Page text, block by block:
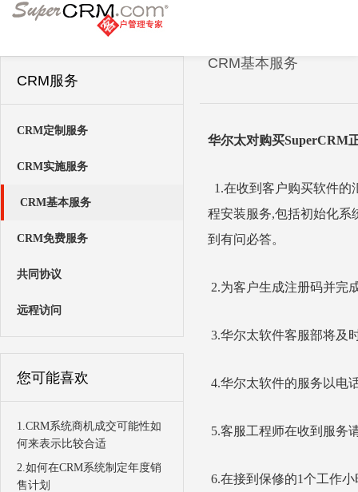
CRM服务
CRM定制服务
CRM实施服务
CRM基本服务
CRM免费服务
共同协议
远程访问
您可能喜欢
1.CRM系统商机成交可能性如
何来表示比较合适
2.如何在CRM系统制定年度销
售计划
CRM基本服务
华尔太对购买SuperCRM
1.在收到客户购买软件的
程安装服务,包括初始化系
到有问必答。
2.为客户生成注册码并完
3.华尔太软件客服部将及
4.华尔太软件的服务以电
5.客服工程师在收到服务
6.在接到保修的1个工作